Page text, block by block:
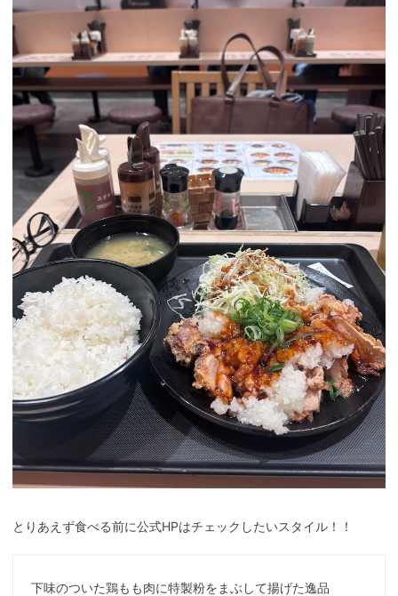
とりあえず食べる前に公式HPはチェックしたいスタイル！！
下味のついた鶏もも肉に特製粉をまぶして揚げた逸品